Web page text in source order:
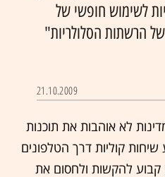
לשימוש חופשי של
הרשתות הסלולריות"
21.10.2009
לא אוהבות את תוכנות
קוליות דרך הטלפונים
קבוע להקשות ולחסום את